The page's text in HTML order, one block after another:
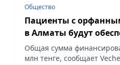
Общество
Пациенты с
в Алматы будут
лекарственными
году
Общая сумма
млн тенге, сообщает